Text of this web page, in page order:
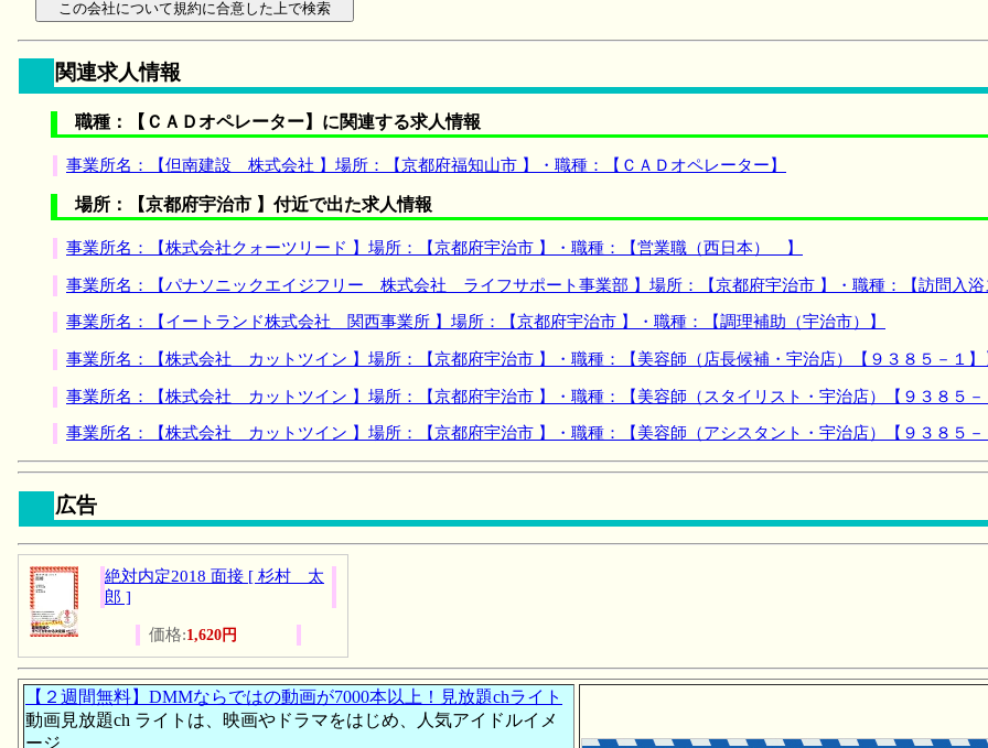
関連求人情報
職種：【ＣＡＤオペレーター】に関連する求人情報
事業所名：【但南建設 株式会社 】場所：【京都府福知山市 】・職種：【ＣＡＤオペレーター】
場所：【京都府宇治市 】付近で出た求人情報
事業所名：【株式会社クォーツリード 】場所：【京都府宇治市 】・職種：【営業職（西日本） 】
事業所名：【パナソニックエイジフリー 株式会社 ライフサポート事業部 】場所：【京都府宇治市 】・職種：【訪問入浴
事業所名：【イートランド株式会社 関西事業所 】場所：【京都府宇治市 】・職種：【調理補助（宇治市）】
事業所名：【株式会社 カットツイン 】場所：【京都府宇治市 】・職種：【美容師（店長候補・宇治店）【９３８５－１】
事業所名：【株式会社 カットツイン 】場所：【京都府宇治市 】・職種：【美容師（スタイリスト・宇治店）【９３８５－
事業所名：【株式会社 カットツイン 】場所：【京都府宇治市 】・職種：【美容師（アシスタント・宇治店）【９３８５－
広告
絶対内定2018 面接 [ 杉村 太
郎 ]
価格:1,620円
【２週間無料】DMMならではの動画が7000本以上！見放題chライト
動画見放題ch ライトは、映画やドラマをはじめ、人気アイドルイメ
ージ